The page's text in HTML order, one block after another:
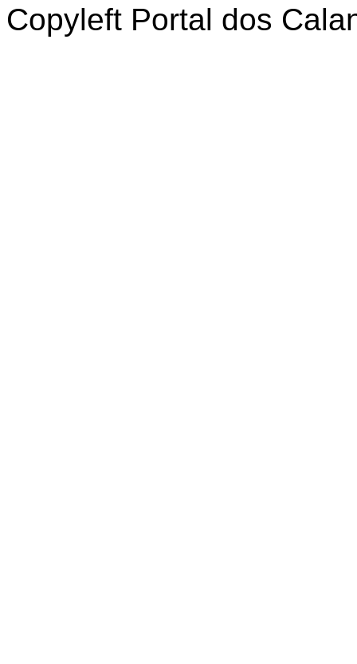
Copyleft Portal dos